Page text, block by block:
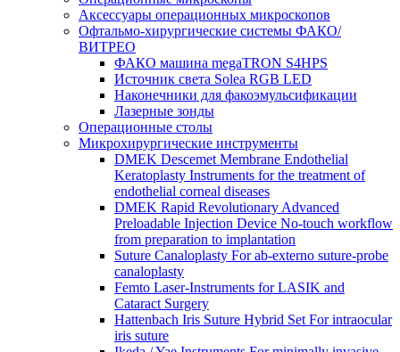
Аксессуары операционных микроскопов
Офтальмо-хирургические системы ФАКО/
ВИТРЕО
ФАКО машина megaTRON S4HPS
Источник света Solea RGB LED
Наконечники для факоэмульсификации
Лазерные зонды
Операционные столы
Микрохирургические инструменты
DMEK Descemet Membrane Endothelial
Keratoplasty Instruments for the treatment of
endothelial corneal diseases
DMEK Rapid Revolutionary Advanced
Preloadable Injection Device No-touch workflow
from preparation to implantation
Suture Canaloplasty For ab-externo suture-probe
canaloplasty
Femto Laser-Instruments for LASIK and
Cataract Surgery
Hattenbach Iris Suture Hybrid Set For intraocular
iris suture